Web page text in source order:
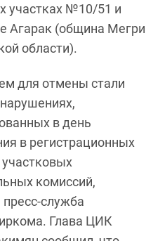
участках №10/51 и
Агарак (община Мегри
области).
для отмены стали
в день
в регистрационных
комиссий,
служба
Глава ЦИК